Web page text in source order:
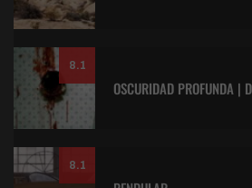
8.1
OSCURIDAD PROFUNDA |
8.1